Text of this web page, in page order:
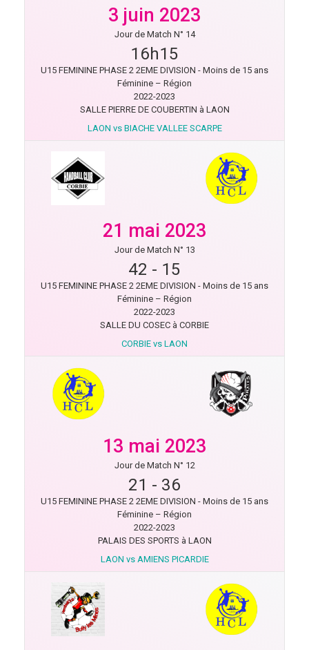
3 juin 2023
Jour de Match N° 14
16h15
U15 FEMININE PHASE 2 2EME DIVISION - Moins de 15 ans
Féminine – Région
2022-2023
SALLE PIERRE DE COUBERTIN à LAON
LAON vs BIACHE VALLEE SCARPE
21 mai 2023
Jour de Match N° 13
42 - 15
U15 FEMININE PHASE 2 2EME DIVISION - Moins de 15 ans
Féminine – Région
2022-2023
SALLE DU COSEC à CORBIE
CORBIE vs LAON
13 mai 2023
Jour de Match N° 12
21 - 36
U15 FEMININE PHASE 2 2EME DIVISION - Moins de 15 ans
Féminine – Région
2022-2023
PALAIS DES SPORTS à LAON
LAON vs AMIENS PICARDIE